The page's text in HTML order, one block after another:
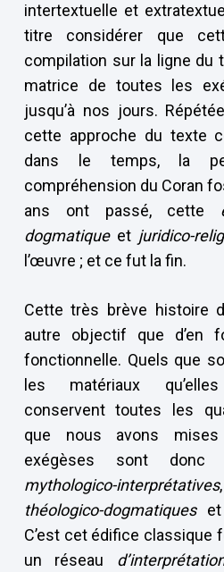
intertextuelle et
titre considérer que
compilation sur la ligne du
matrice de toutes les
jusqu’à nos jours.
cette approche du texte
dans le temps, la
compréhension du Coran
ans ont passé, cette
dogmatiqueet juridico-
l’œuvre ; et ce fut la fin.
Cette très brève histoire
autre objectif que d’en
fonctionnelle. Quels que
les matériaux
conservent toutes les
que nous avons
exégèses sont donc
mythologico-interprétatives,
théologico-dogmatiques et
C’est cet édifice classique
un réseau